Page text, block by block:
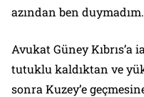
azından ben duymadım.
Avukat Güney Kıbrıs’a
tutuklu kaldıktan ve
sonra Kuzey’e